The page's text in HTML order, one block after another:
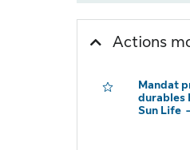
Actions
Mandat
durables
Sun Life